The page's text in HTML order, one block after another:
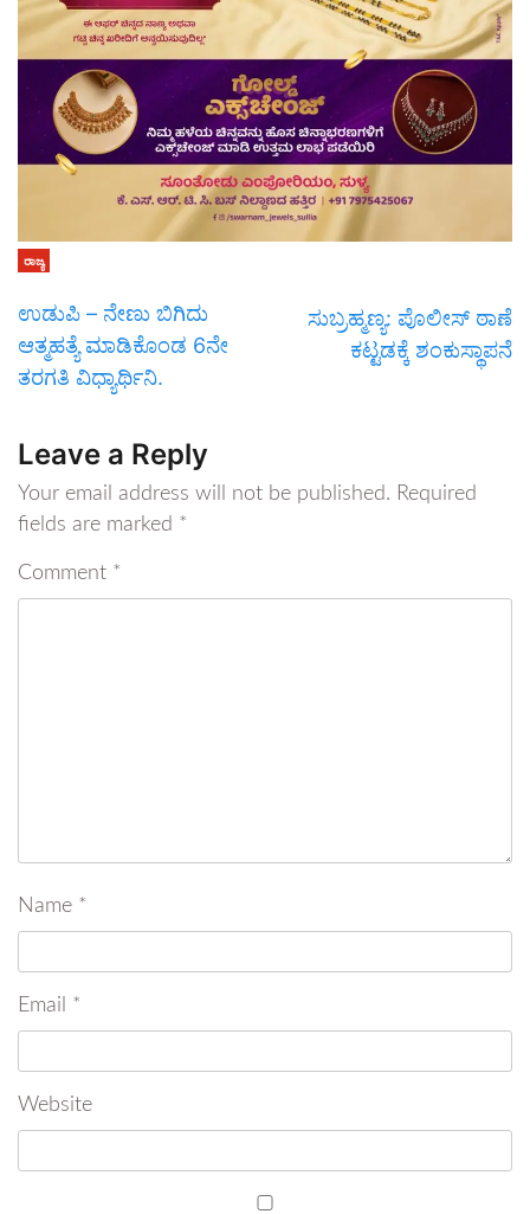
ರಾಜ್ಯ
ಉಡುಪಿ – ನೇಣು ಬಿಗಿದು
ಆತ್ಮಹತ್ಯೆ ಮಾಡಿಕೊಂಡ 6ನೇ
ತರಗತಿ ವಿಧ್ಯಾರ್ಥಿನಿ.
ಸುಬ್ರಹ್ಮಣ್ಯ: ಪೊಲೀಸ್ ಠಾಣೆ
ಕಟ್ಟಡಕ್ಕೆ ಶಂಕುಸ್ಥಾಪನೆ
Leave a Reply
Your email address will not be published. Required
fields are marked *
Comment *
Name *
Email *
Website